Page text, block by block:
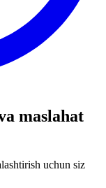
maslahat
uchun siz